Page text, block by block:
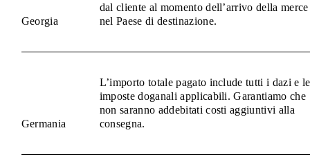
Georgia
dal cliente al momento dell’arrivo della merce
nel Paese di destinazione.
Germania
L’importo totale pagato include tutti i dazi e le
imposte doganali applicabili. Garantiamo che
non saranno addebitati costi aggiuntivi alla
consegna.